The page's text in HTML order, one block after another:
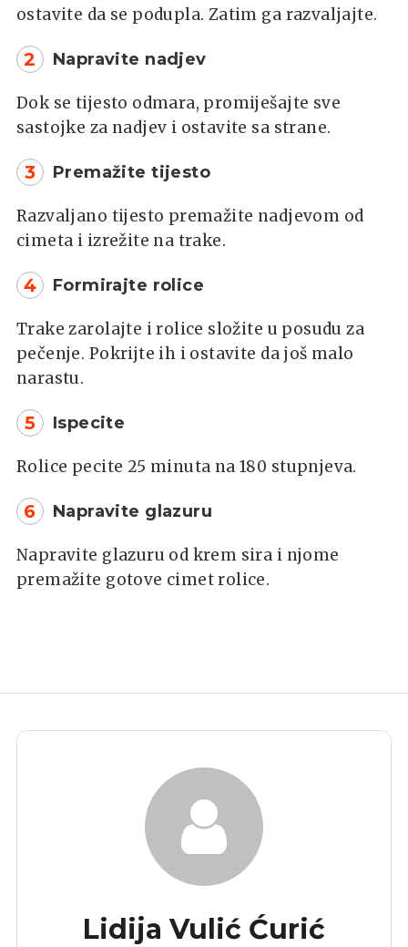
ostavite da se podupla. Zatim ga razvaljajte.
2 Napravite nadjev
Dok se tijesto odmara, promiješajte sve
sastojke za nadjev i ostavite sa strane.
3 Premažite tijesto
Razvaljano tijesto premažite nadjevom od
cimeta i izrežite na trake.
4 Formirajte rolice
Trake zarolajte i rolice složite u posudu za
pečenje. Pokrijte ih i ostavite da još malo
narastu.
5 Ispecite
Rolice pecite 25 minuta na 180 stupnjeva.
6 Napravite glazuru
Napravite glazuru od krem sira i njome
premažite gotove cimet rolice.
Lidija Vulić Ćurić